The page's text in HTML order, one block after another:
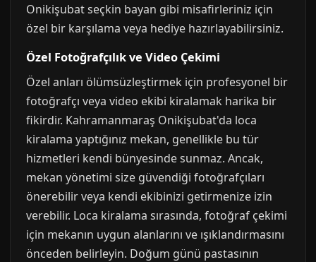
Onikişubat seçkin bayan gibi misafirleriniz için
özel bir karşılama veya hediye hazırlayabilirsiniz.
Özel Fotoğrafçılık ve Video Çekimi
Özel anları ölümsüzleştirmek için profesyonel bir
fotoğrafçı veya video ekibi kiralamak harika bir
fikirdir. Kahramanmaraş Onikişubat'da loca
kiralama yaptığınız mekan, genellikle bu tür
hizmetleri kendi bünyesinde sunmaz. Ancak,
mekan yönetimi size güvendiği fotoğrafçıları
önerebilir veya kendi ekibinizi getirmenize izin
verebilir. Loca kiralama sırasında, fotoğraf çekimi
için mekanın uygun alanlarını ve ışıklandırmasını
önceden belirleyin. Doğum günü pastasının